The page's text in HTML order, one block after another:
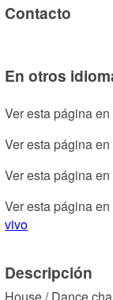
Contacto
En otros
Ver esta página
Ver esta página en
Ver esta página
Ver esta página
vivo
Descripción